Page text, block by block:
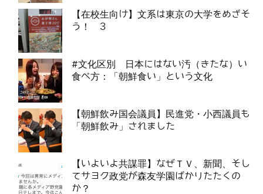
【在校生向け】文系は東京の大学をめざそ
う！ 3
#文化区別 日本にはない汚（きたな）い
食べ方：「朝鮮食い」という文化
【朝鮮飲み国会議員】民進党・小西議員も
「朝鮮飲み」されました
【いよいよ共謀罪】なぜＴＶ、新聞、そし
てサヨク政党が森友学園ばかりたたくの
か？